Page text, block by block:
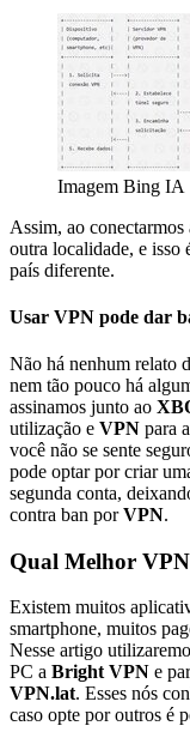
Imagem Bing IA
Assim, ao conectarmos
outra localidade, e isso
país diferente.
Usar VPN pode dar
Não há nenhum relato
nem tão pouco há
assinamos junto ao
utilização e VPN para
você não se sente
pode optar por criar
segunda conta,
contra ban porVPN.
Qual Melhor
Existem muitos
smartphone, muitos
Nesse artigo
PC a Bright VPN e
VPN.lat. Esses nós
caso opte por outros é